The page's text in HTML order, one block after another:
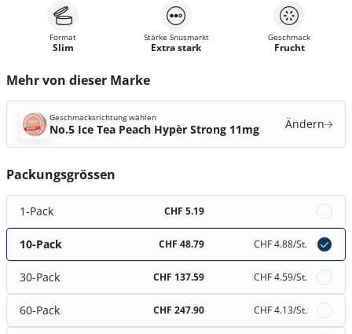
Format
Slim
Stärke Snusmarkt
Extra stark
Geschmack
Frucht
Mehr von dieser Marke
Geschmacksrichtung wählen
No.5 Ice Tea Peach Hypèr Strong 11mg Ändern
Packungsgrössen
1-Pack CHF 5.19
10-Pack CHF 48.79 CHF 4.88/St.
30-Pack CHF 137.59 CHF 4.59/St.
60-Pack CHF 247.90 CHF 4.13/St.